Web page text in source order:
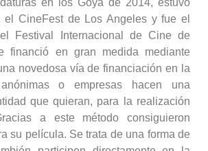
en los Goya de 2014, estuvo
el CineFest de Los Angeles y fue el
Festival Internacional de Cine de
financió en gran medida mediante
novedosa vía de financiación en la
o empresas hacen una
que quieran, para la realización
a este método consiguieron
su película. Se trata de una forma de